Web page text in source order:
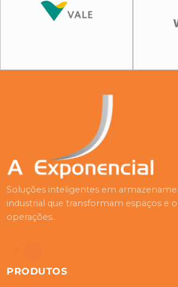
Soluções inteligentes em
industrial que transformam espaços e
operações.
PRODUTOS